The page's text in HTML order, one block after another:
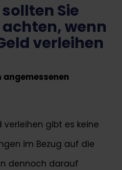
Sie
wenn
verleihen
angemessenen
verleihen gibt es keine
im Bezug auf die
dennoch darauf